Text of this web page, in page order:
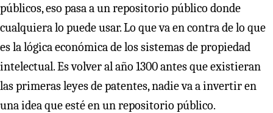
públicos, eso pasa a un repositorio público donde
cualquiera lo puede usar. Lo que va en contra de lo que
es la lógica económica de los sistemas de propiedad
intelectual. Es volver al año 1300 antes que existieran
las primeras leyes de patentes, nadie va a invertir en
una idea que esté en un repositorio público.